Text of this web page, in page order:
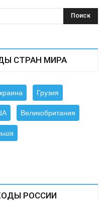
СТРАН МИРА
Грузия
Великобритания
РОССИИ